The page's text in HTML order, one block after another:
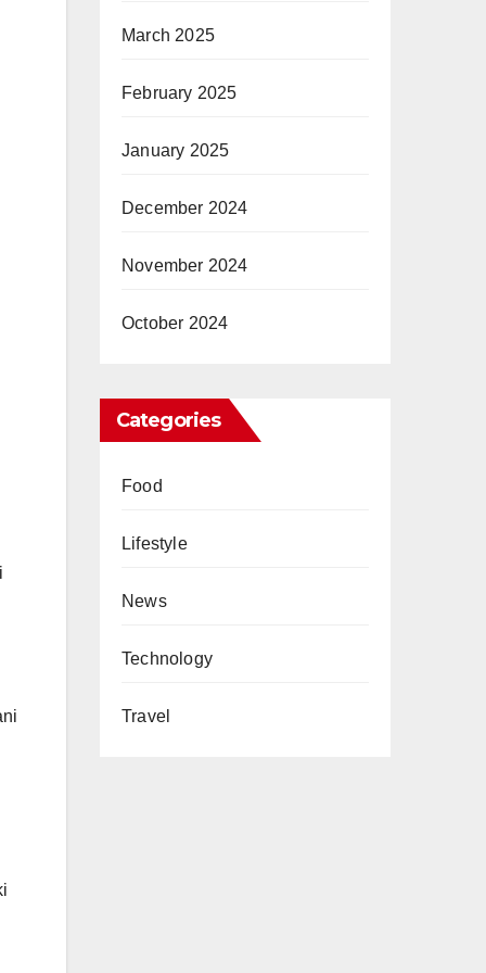
March 2025
February 2025
January 2025
December 2024
November 2024
October 2024
Categories
Food
Lifestyle
News
Technology
Travel